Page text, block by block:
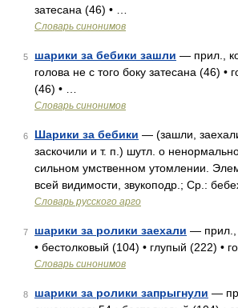
затесана (46) • …
Словарь синонимов
5 шарики за бебики зашли — прил.,
голова не с того боку затесана (46) •
(46) • …
Словарь синонимов
6 Шарики за бебики — (зашли,
заскочили и т. п.) шутл. о
сильном умственном утомлении.
всей видимости, звукоподр.; Ср.:
Словарь русского арго
7 шарики за ролики заехали — прил.,
• бестолковый (104) • глупый (222) •
Словарь синонимов
8 шарики за ролики запрыгнули —